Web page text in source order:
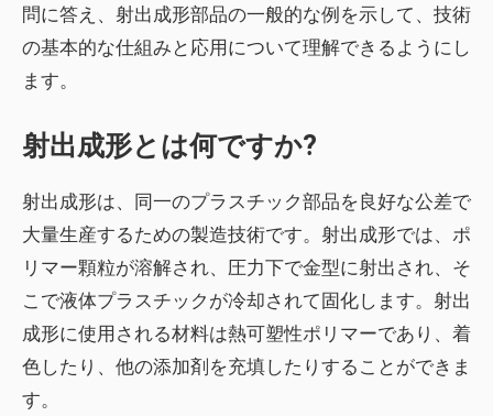
問に答え、射出成形部品の一般的な例を示して、技術
の基本的な仕組みと応用について理解できるようにし
ます。
射出成形とは何ですか?
射出成形は、同一のプラスチック部品を良好な公差で
大量生産するための製造技術です。射出成形では、ポ
リマー顆粒が溶解され、圧力下で金型に射出され、そ
こで液体プラスチックが冷却されて固化します。射出
成形に使用される材料は熱可塑性ポリマーであり、着
色したり、他の添加剤を充填したりすることができま
す。